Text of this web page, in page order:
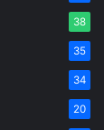
38
35
34
20